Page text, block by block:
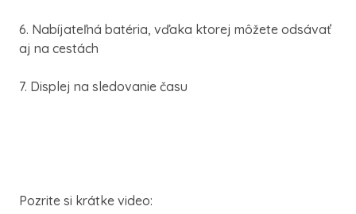
6. Nabíjateľná batéria, vďaka ktorej môžete odsávať
aj na cestách
7. Displej na sledovanie času
Pozrite si krátke video: